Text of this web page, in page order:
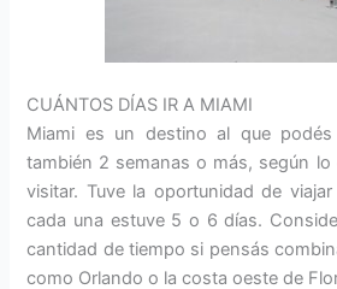
CUÁNTOS DÍAS IR A MIAMI
Miami es un destino al que
también 2 semanas o más, según
visitar. Tuve la oportunidad de
cada una estuve 5 o 6 días.
cantidad de tiempo si pensás
como Orlando o la costa oeste de